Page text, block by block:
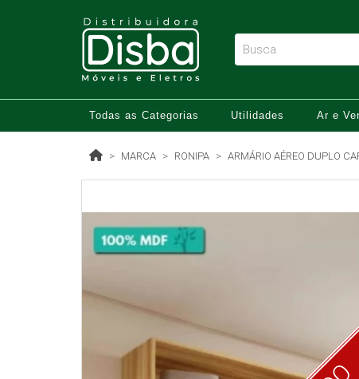
Todas as Categorias Utilidades Ar e
MARCA RONIPA ARMÁRIO AÉREO DUPLO